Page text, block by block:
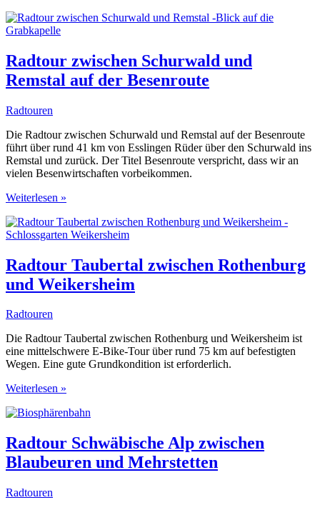
Radtour zwischen Schurwald und
Remstal auf der Besenroute
Radtouren
Die Radtour zwischen Schurwald und Remstal auf der Besenroute
führt über rund 41 km von Esslingen Rüder über den Schurwald ins
Remstal und zurück. Der Titel Besenroute verspricht, dass wir an
vielen Besenwirtschaften vorbeikommen.
Radtour
Schurwald
und
auf
der
Besenroute
Weiterlesen »
Radtour Taubertal zwischen Rothenburg
und Weikersheim
Radtouren
Die Radtour Taubertal zwischen Rothenburg und Weikersheim ist
eine mittelschwere E-Bike-Tour über rund 75 km auf befestigten
Wegen. Eine gute Grundkondition ist erforderlich.
Radtour
zwischen
und
Weikersheim
Weiterlesen »
Radtour Schwäbische Alp zwischen
Blaubeuren und Mehrstetten
Radtouren